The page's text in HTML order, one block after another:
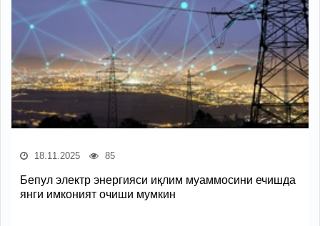
18.11.2025 85
Бепул электр энергияси иқлим муаммосини ечишда
янги имконият очиши мумкин